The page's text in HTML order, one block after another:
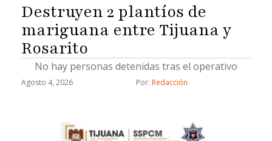
Destruyen 2 plantíos de
mariguana entre Tijuana y
Rosarito
No hay personas detenidas tras el operativo
Agosto 4, 2026 Por: Redacción